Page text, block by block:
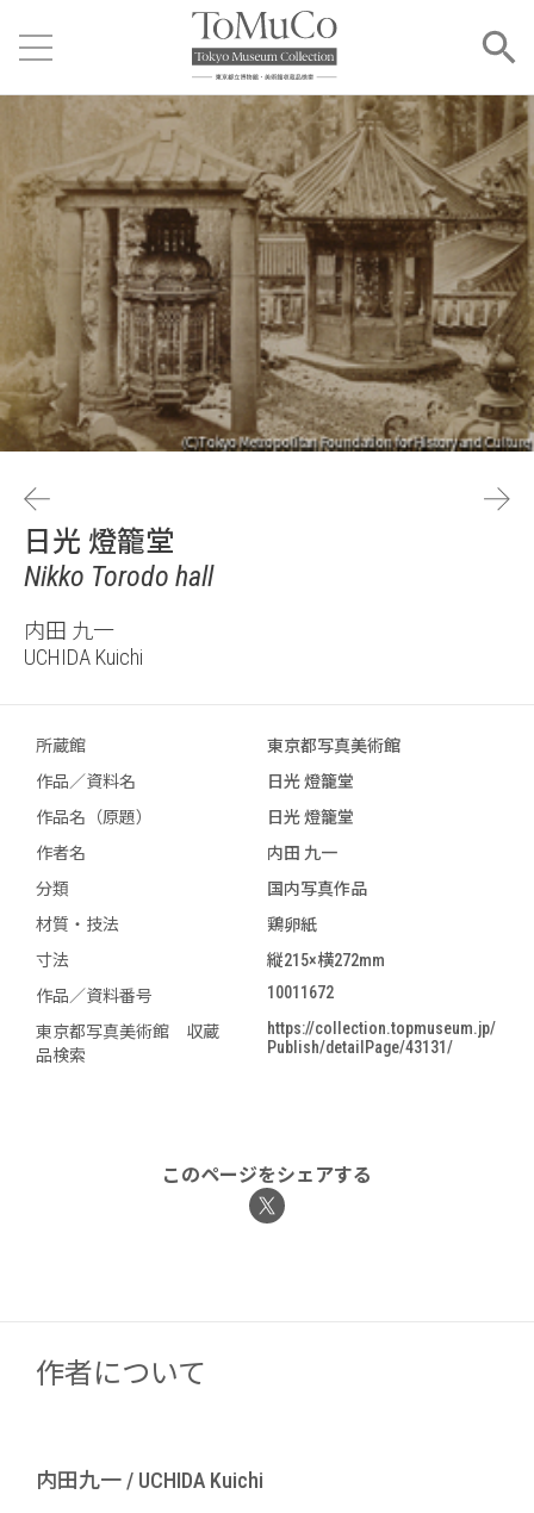
日光 燈籠堂
Nikko Torodo hall
内田 九一
UCHIDA Kuichi
所蔵館
東京都写真美術館
作品／資料名
日光 燈籠堂
作品名（原題）
日光 燈籠堂
作者名
内田 九一
分類
国内写真作品
材質・技法
鶏卵紙
寸法
縦215×横272mm
作品／資料番号
10011672
東京都写真美術館 収蔵
品検索
https://collection.topmuseum.jp/
Publish/detailPage/43131/
このページをシェアする
作者について
内田九一 / UCHIDA Kuichi